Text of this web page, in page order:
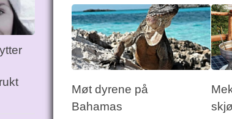
Møt dyrene på
Bahamas